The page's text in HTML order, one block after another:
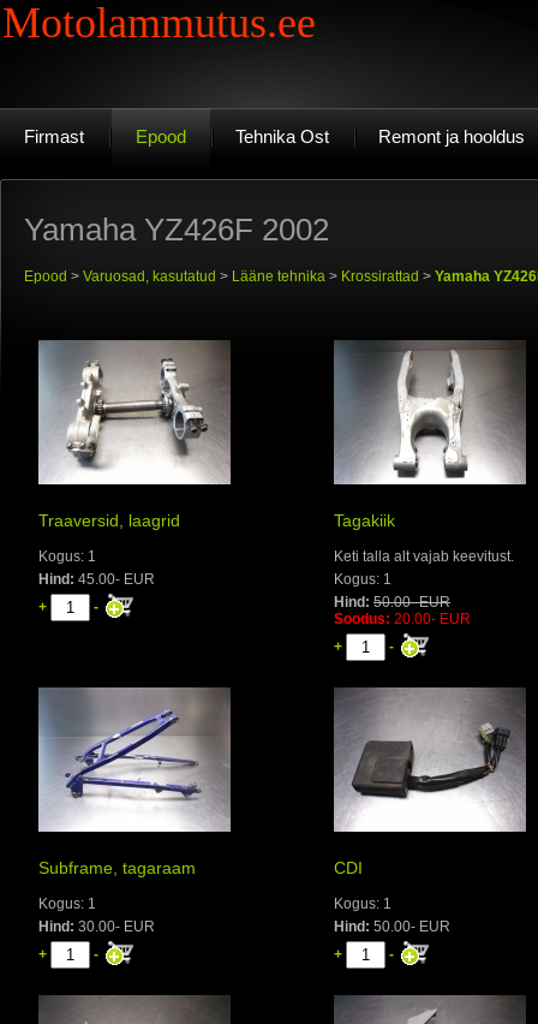
Motolammutus.ee
Firmast Epood Tehnika Ost Remont ja hooldus
Yamaha YZ426F 2002
Epood > Varuosad, kasutatud > Lääne tehnika > Krossirattad > Yamaha
Traaversid, laagrid
Kogus: 1
Hind: 45.00- EUR
+
-
Tagakiik
Keti talla alt vajab keevitust.
Kogus: 1
Hind: 50.00- EUR
Soodus: 20.00- EUR
+
-
Subframe, tagaraam
Kogus: 1
Hind: 30.00- EUR
+
-
CDI
Kogus: 1
Hind: 50.00- EUR
+
-